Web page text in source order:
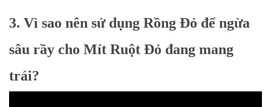
3. Vì sao nên sử dụng Rồng Đỏ để ngừa
sâu rầy cho Mít Ruột Đỏ đang mang
trái?